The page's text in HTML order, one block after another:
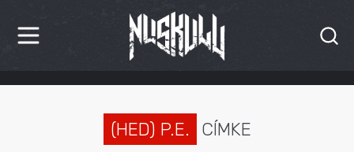
HÍREK
(HED) P.E. CÍMKE